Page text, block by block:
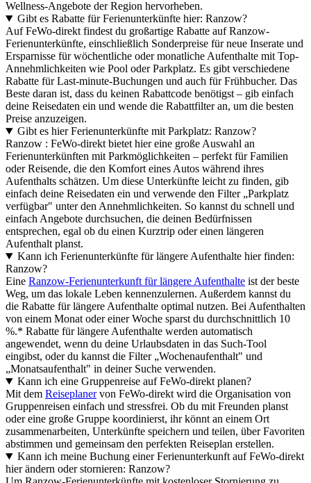
Wellness-Angebote der Region hervorheben.
Gibt es Rabatte für Ferienunterkünfte hier: Ranzow?
Auf FeWo-direkt findest du großartige Rabatte auf Ranzow-
Ferienunterkünfte, einschließlich Sonderpreise für neue Inserate und
Ersparnisse für wöchentliche oder monatliche Aufenthalte mit Top-
Annehmlichkeiten wie Pool oder Parkplatz. Es gibt verschiedene
Rabatte für Last-minute-Buchungen und auch für Frühbucher. Das
Beste daran ist, dass du keinen Rabattcode benötigst – gib einfach
deine Reisedaten ein und wende die Rabattfilter an, um die besten
Preise anzuzeigen.
Gibt es hier Ferienunterkünfte mit Parkplatz: Ranzow?
Ranzow : FeWo-direkt bietet hier eine große Auswahl an
Ferienunterkünften mit Parkmöglichkeiten – perfekt für Familien
oder Reisende, die den Komfort eines Autos während ihres
Aufenthalts schätzen. Um diese Unterkünfte leicht zu finden, gib
einfach deine Reisedaten ein und verwende den Filter „Parkplatz
verfügbar" unter den Annehmlichkeiten. So kannst du schnell und
einfach Angebote durchsuchen, die deinen Bedürfnissen
entsprechen, egal ob du einen Kurztrip oder einen längeren
Aufenthalt planst.
Kann ich Ferienunterkünfte für längere Aufenthalte hier finden:
Ranzow?
Eine Ranzow-Ferienunterkunft für längere Aufenthalte ist der beste
Weg, um das lokale Leben kennenzulernen. Außerdem kannst du
die Rabatte für längere Aufenthalte optimal nutzen. Bei Aufenthalten
von einem Monat oder einer Woche sparst du durchschnittlich 10
%.* Rabatte für längere Aufenthalte werden automatisch
angewendet, wenn du deine Urlaubsdaten in das Such-Tool
eingibst, oder du kannst die Filter „Wochenaufenthalt" und
„Monatsaufenthalt" in deiner Suche verwenden.
Kann ich eine Gruppenreise auf FeWo-direkt planen?
Mit dem Reiseplanervon FeWo-direkt wird die Organisation von
Gruppenreisen einfach und stressfrei. Ob du mit Freunden planst
oder eine große Gruppe koordinierst, ihr könnt an einem Ort
zusammenarbeiten, Unterkünfte speichern und teilen, über Favoriten
abstimmen und gemeinsam den perfekten Reiseplan erstellen.
Kann ich meine Buchung einer Ferienunterkunft auf FeWo-direkt
hier ändern oder stornieren: Ranzow?